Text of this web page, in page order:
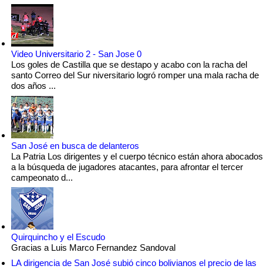
Video Universitario 2 - San Jose 0
Los goles de Castilla que se destapo y acabo con la racha del
santo Correo del Sur niversitario logró romper una mala racha de
dos años ...
San José en busca de delanteros
La Patria Los dirigentes y el cuerpo técnico están ahora abocados
a la búsqueda de jugadores atacantes, para afrontar el tercer
campeonato d...
Quirquincho y el Escudo
Gracias a Luis Marco Fernandez Sandoval
LA dirigencia de San José subió cinco bolivianos el precio de las